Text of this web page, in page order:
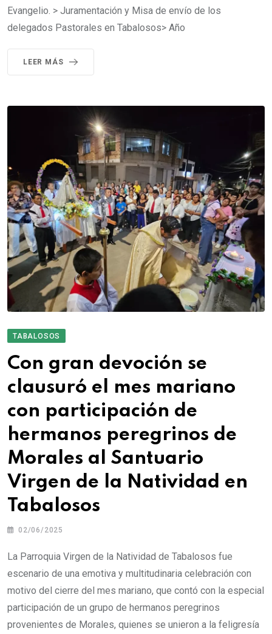
Evangelio. > Juramentación y Misa de envío de los
delegados Pastorales en Tabalosos> Año
LEER MÁS
TABALOSOS
Con gran devoción se
clausuró el mes mariano
con participación de
hermanos peregrinos de
Morales al Santuario
Virgen de la Natividad en
Tabalosos
02/06/2025
La Parroquia Virgen de la Natividad de Tabalosos fue
escenario de una emotiva y multitudinaria celebración con
motivo del cierre del mes mariano, que contó con la especial
participación de un grupo de hermanos peregrinos
provenientes de Morales, quienes se unieron a la feligresía